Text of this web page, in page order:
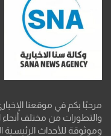
مرحبًا بكم في موقعنا
والتطورات من مختلف
وموثوقة للأحداث